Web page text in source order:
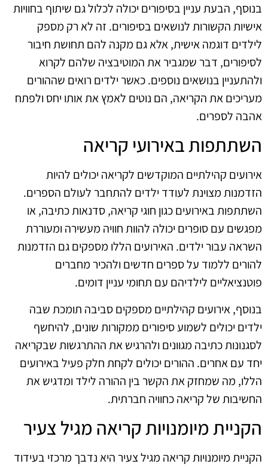
בנוסף, הבעת עניין בסיפורים יכולה לכלול גם שיתוף בחוויות
אישיות הקשורות לנושאים בסיפורים. זה לא רק מספק
לילדים דוגמה אישית, אלא גם מקנה להם תחושת חיבור
לסיפורים, דבר שמגביר את המוטיבציה שלהם לקרוא
ולהתעניין בנושאים נוספים. כאשר ילדים רואים שההורים
מעריכים את הקריאה, הם נוטים לאמץ את אותו יחס ולפתח
אהבה לספרים.
השתתפות באירועי קריאה
אירועים קהילתיים המוקדשים לקריאה יכולים להיות
הזדמנות מצוינת לעודד ילדים להתחבר לעולם הספרים.
השתתפות באירועים כגון חוגי קריאה, סדנאות כתיבה, או
מפגשים עם סופרים יכולה להוות חוויה מעשירה ומעוררת
השראה עבור ילדים. האירועים הללו מספקים גם הזדמנות
להורים ללמוד על ספרים חדשים ולהכיר מחברים
פוטנציאליים לילדיהם עם תחומי עניין דומים.
בנוסף, אירועים קהילתיים מספקים סביבה תומכת שבה
ילדים יכולים לשמוע סיפורים ממקורות שונים, להיחשף
לסגנונות כתיבה מגוונים ולהרגיש את ההתרגשות שבקריאה
יחד עם אחרים. ההורים יכולים לקחת חלק פעיל באירועים
הללו, מה שמחזק את הקשר בין ההורה לילד ומדגיש את
החשיבות של קריאה כחוויה חברתית.
הקניית מיומנויות קריאה מגיל צעיר
הקניית מיומנויות קריאה מגיל צעיר היא נדבך מרכזי בעידוד